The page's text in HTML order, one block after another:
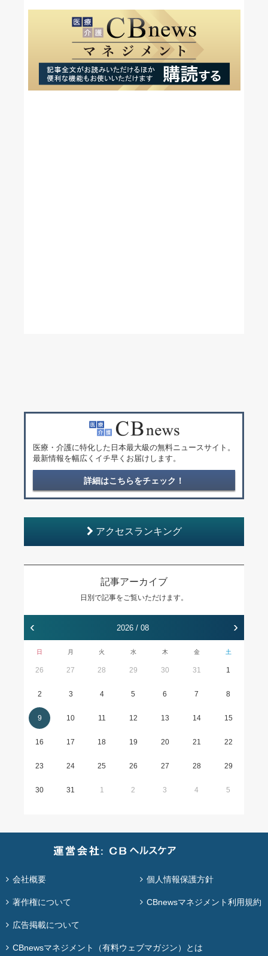
医療・介護に特化した日本最大級の無料ニュースサイト。
最新情報を幅広くイチ早くお届けします。
詳細はこちらをチェック！
アクセスランキング
記事アーカイブ
日別で記事をご覧いただけます。
‹ 2026 / 08 ›
日 月 火 水 木 金 土
26 27 28 29 30 31 1
2 3 4 5 6 7 8
9 10 11 12 13 14 15
16 17 18 19 20 21 22
23 24 25 26 27 28 29
30 31 1 2 3 4 5
会社概要 個人情報保護方針
著作権について CBnewsマネジメント利用規約
広告掲載について
CBnewsマネジメント（有料ウェブマガジン）とは